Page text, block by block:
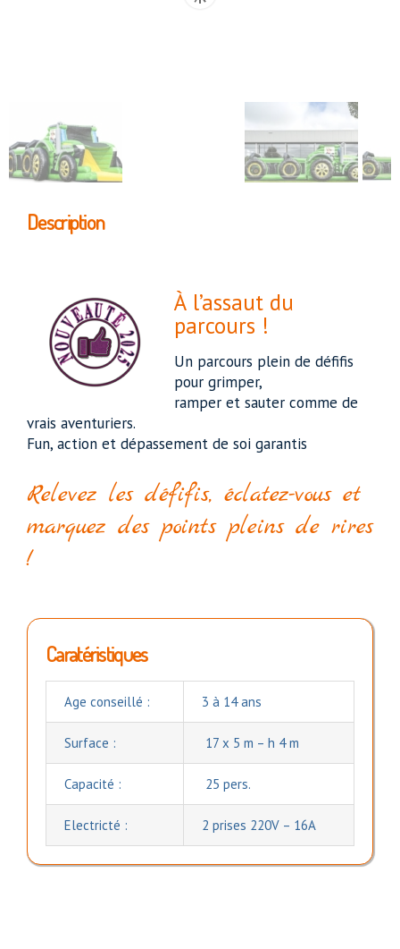
Description
À l’assaut du
parcours !
Un parcours plein de défifis
pour grimper,
ramper et sauter comme de
vrais aventuriers.
Fun, action et dépassement de soi garantis
Relevez les défifis, éclatez-vous et
marquez des points pleins de rires
!
Caratéristiques
Age conseillé : 3 à 14 ans
Surface : 17 x 5 m – h 4 m
Capacité : 25 pers.
Electricté : 2 prises 220V – 16A